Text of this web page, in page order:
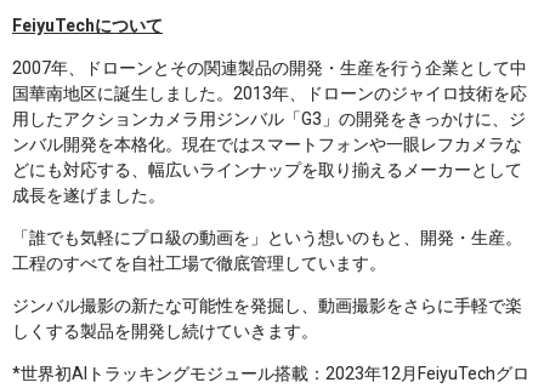
FeiyuTechについて
2007年、ドローンとその関連製品の開発・生産を行う企業として中
国華南地区に誕生しました。2013年、ドローンのジャイロ技術を応
用したアクションカメラ用ジンバル「G3」の開発をきっかけに、ジ
ンバル開発を本格化。現在ではスマートフォンや一眼レフカメラな
どにも対応する、幅広いラインナップを取り揃えるメーカーとして
成長を遂げました。
「誰でも気軽にプロ級の動画を」という想いのもと、開発・生産。
工程のすべてを自社工場で徹底管理しています。
ジンバル撮影の新たな可能性を発掘し、動画撮影をさらに手軽で楽
しくする製品を開発し続けていきます。
*世界初AIトラッキングモジュール搭載：2023年12月FeiyuTechグロ